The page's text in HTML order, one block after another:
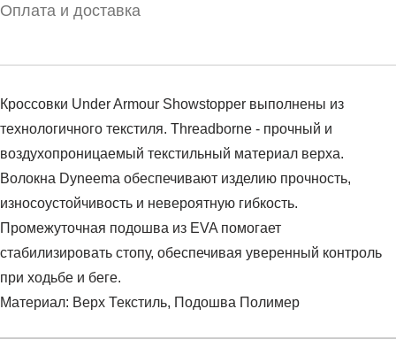
Оплата и доставка
Кроссовки Under Armour Showstopper выполнены из
технологичного текстиля. Threadborne - прочный и
воздухопроницаемый текстильный материал верха.
Волокна Dyneema обеспечивают изделию прочность,
износоустойчивость и невероятную гибкость.
Промежуточная подошва из EVA помогает
стабилизировать стопу, обеспечивая уверенный контроль
при ходьбе и беге.
Материал: Верх Текстиль, Подошва Полимер